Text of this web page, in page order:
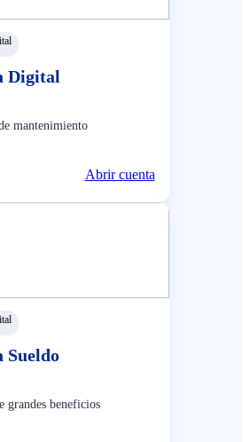
Digital
mantenimiento
Abrir cuenta
Sueldo
grandes beneficios